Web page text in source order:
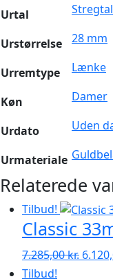
Urtal Stregtal
Urstørrelse 28 mm
Urremtype Lænke
Køn Damer
Urdato Uden
Urmateriale
Relaterede
Tilbud!
Classic
7.285,00kr. Den
Tilbud!